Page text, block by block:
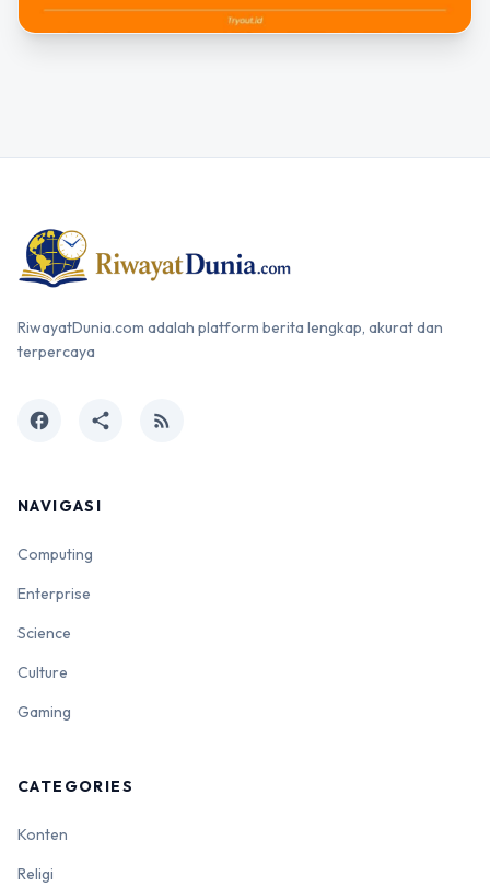
RiwayatDunia.com adalah platform berita lengkap, akurat dan
terpercaya
facebook share rss_feed
NAVIGASI
Computing
Enterprise
Science
Culture
Gaming
CATEGORIES
Konten
Religi